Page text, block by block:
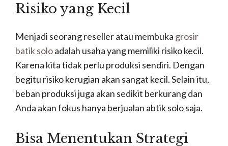
Risiko yang Kecil
Menjadi seorang reseller atau membuka grosir
batik soloadalah usaha yang memiliki risiko kecil.
Karena kita tidak perlu produksi sendiri. Dengan
begitu risiko kerugian akan sangat kecil. Selain itu,
beban produksi juga akan sedikit berkurang dan
Anda akan fokus hanya berjualan abtik solo saja.
Bisa Menentukan Strategi